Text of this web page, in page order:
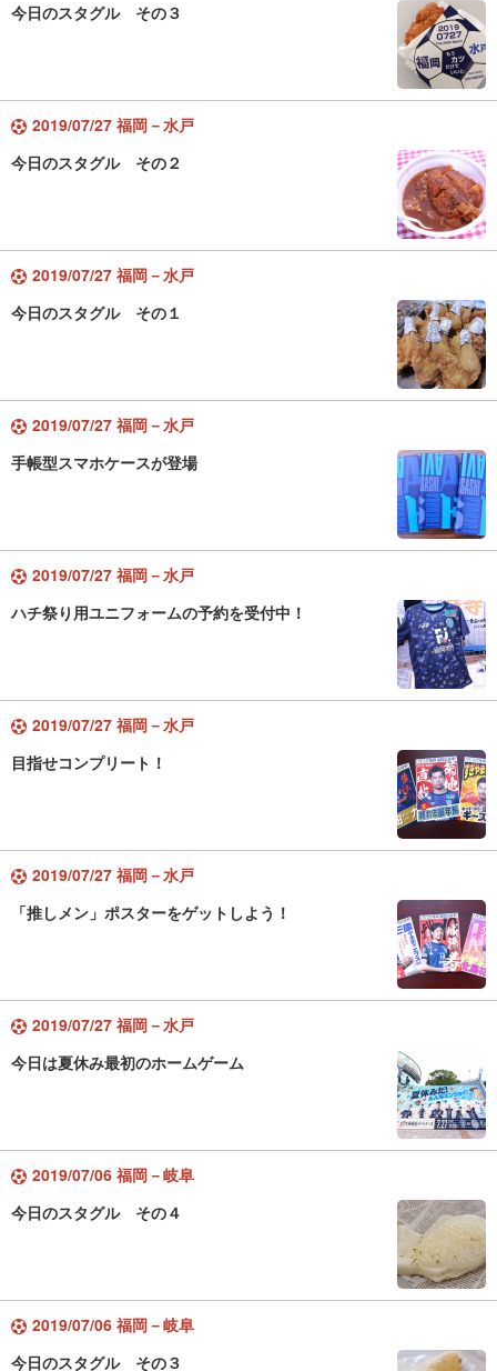
今日のスタグル その３
2019/07/27 福岡－水戸
今日のスタグル その２
2019/07/27 福岡－水戸
今日のスタグル その１
2019/07/27 福岡－水戸
手帳型スマホケースが登場
2019/07/27 福岡－水戸
ハチ祭り用ユニフォームの予約を受付中！
2019/07/27 福岡－水戸
目指せコンプリート！
2019/07/27 福岡－水戸
「推しメン」ポスターをゲットしよう！
2019/07/27 福岡－水戸
今日は夏休み最初のホームゲーム
2019/07/06 福岡－岐阜
今日のスタグル その４
2019/07/06 福岡－岐阜
今日のスタグル その３